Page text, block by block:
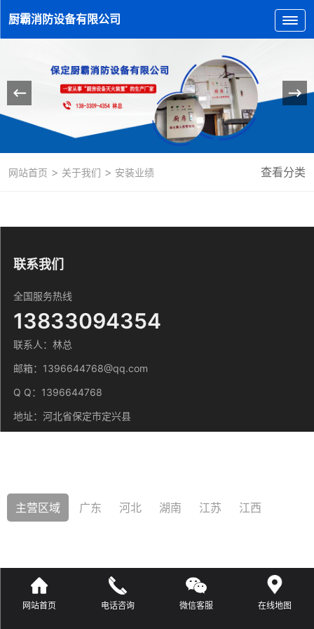
厨霸消防设备有限公司
网站首页 > 关于我们 > 安装业绩 查看分类
网站首页 电话咨询 微信客服 在线地图
微信号：
点击复制微信号
联系我们
全国服务热线
13833094354
联系人：林总
邮箱：1396644768@qq.com
Q Q：1396644768
地址：河北省保定市定兴县
主营区域 广东 河北 湖南 江苏 江西